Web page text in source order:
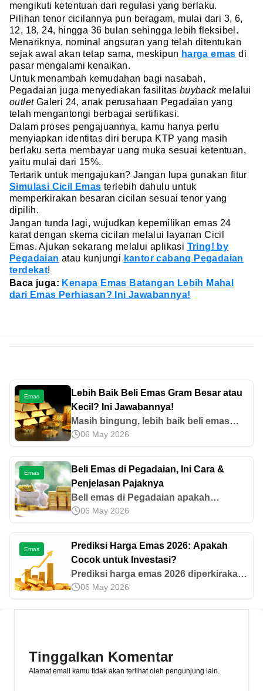
mengikuti ketentuan dari regulasi yang berlaku.
Pilihan tenor cicilannya pun beragam, mulai dari 3, 6,
12, 18, 24, hingga 36 bulan sehingga lebih fleksibel.
Menariknya, nominal angsuran yang telah ditentukan
sejak awal akan tetap sama, meskipun harga emas di
pasar mengalami kenaikan.
Untuk menambah kemudahan bagi nasabah,
Pegadaian juga menyediakan fasilitas buybackmelalui
outletGaleri 24, anak perusahaan Pegadaian yang
telah mengantongi berbagai sertifikasi.
Dalam proses pengajuannya, kamu hanya perlu
menyiapkan identitas diri berupa KTP yang masih
berlaku serta membayar uang muka sesuai ketentuan,
yaitu mulai dari 15%.
Tertarik untuk mengajukan? Jangan lupa gunakan fitur
Simulasi Cicil Emas terlebih dahulu untuk
memperkirakan besaran cicilan sesuai tenor yang
dipilih.
Jangan tunda lagi, wujudkan kepemilikan emas 24
karat dengan skema cicilan melalui layanan Cicil
Emas. Ajukan sekarang melalui aplikasi Tring! by
Pegadaian atau kunjungi kantor cabang Pegadaian
terdekat!
Baca juga: Kenapa Emas Batangan Lebih Mahal
dari Emas Perhiasan? Ini Jawabannya!
Emas
Lebih Baik Beli Emas Gram Besar atau
Kecil? Ini Jawabannya!
Masih bingung, lebih baik beli emas
gram besar atau kecil? Simak
perbandingan kelebihan, kekurangan,
tipsnya untuk investasi di artikel ini.
06 May 2026
Emas
Beli Emas di Pegadaian, Ini Cara &
Penjelasan Pajaknya
Beli emas di Pegadaian apakah
dikenakan pajak? Hal ini umum
ditanyakan oleh nasabah. Yuk, simak
penjelasan lengkap dan cara
membelinya di artikel ini!
06 May 2026
Emas
Prediksi Harga Emas 2026: Apakah
Cocok untuk Investasi?
Prediksi harga emas 2026 diperkirakan
terus naik hingga USD 5.000 per troy
ons. Simak analisis tren, faktor
06 May 2026
Tinggalkan Komentar
Alamat email kamu tidak akan terlihat oleh pengunjung lain.